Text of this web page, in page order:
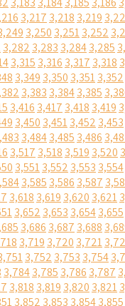
3,217 3,218 3,219
3,250 3,2513,252
3,282 3,283 3,2843,285
3,315 3,316 3,317 3,318
3,349 3,350 3,3513,352
3,383 3,3843,385
3,416 3,417 3,418 3,419
3,450 3,4513,452 3,453
3,4843,485 3,486
3,517 3,518 3,519 3,520
3,5513,552 3,553 3,554
3,585 3,586 3,587
3,618 3,619 3,620 3,621
3,652 3,653 3,6543,655
3,686 3,687 3,688
3,719 3,720 3,721
3,752 3,753 3,754
3,7843,785 3,786 3,787
3,818 3,819 3,820 3,821
3,852 3,853 3,8543,855